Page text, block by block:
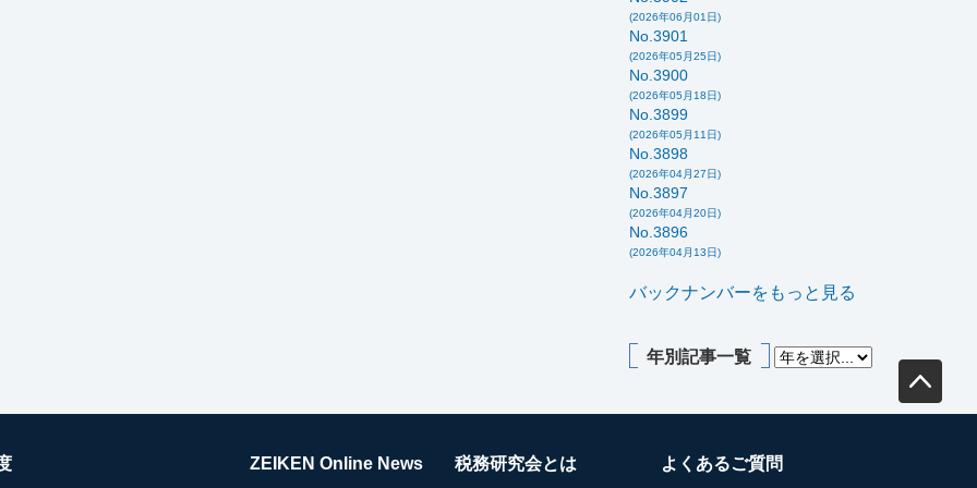
(2026年06月01日)
No.3901
(2026年05月25日)
No.3900
(2026年05月18日)
No.3899
(2026年05月11日)
No.3898
(2026年04月27日)
No.3897
(2026年04月20日)
No.3896
(2026年04月13日)
バックナンバーをもっと見る
年別記事一覧
ZEIKEN Online News 税務研究会とは よくあるご質問